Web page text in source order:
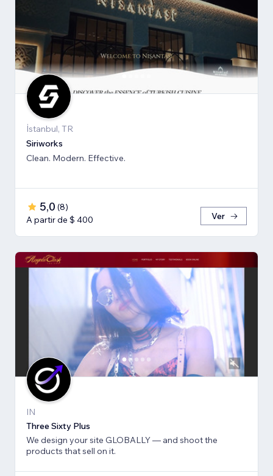
İstanbul, TR
Siriworks
Clean. Modern. Effective.
5,0 (8)
A partir de $ 400
Ver
IN
Three Sixty Plus
We design your site GLOBALLY — and shoot the
products that sell on it.